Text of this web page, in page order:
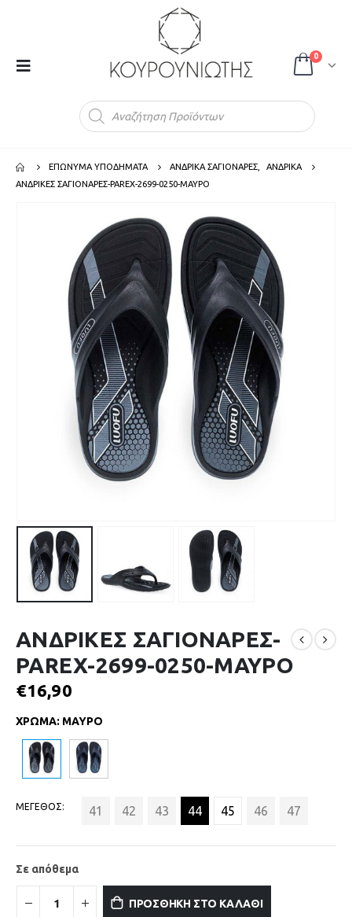
0
ΕΠΩΝΥΜΑ ΥΠΟΔΗΜΑΤΑ ΑΝΔΡΙΚΑ ΣΑΓΙΟΝΑΡΕΣ
ΑΝΔΡΙΚΑ
ΑΝΔΡΙΚΕΣ ΣΑΓΙΟΝΑΡΕΣ-PAREX-2699-0250-ΜΑΥΡΟ
ΑΝΔΡΙΚΕΣ ΣΑΓΙΟΝΑΡΕΣ-
PAREX-2699-0250-ΜΑΥΡΟ
€16,90
ΧΡΩΜΑ: ΜΑΥΡΟ
ΜΕΓΕΘΟΣ 41 42 43 44 45 46 47
Σε απόθεμα
ΠΡΟΣΘΗΚΗ ΣΤΟ ΚΑΛΑΘΙ